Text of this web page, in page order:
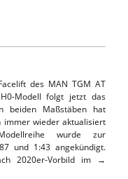
des MAN TGM AT
Modell folgt jetzt das
beiden Maßstäben hat
immer wieder aktualisiert
wurde zur
und 1:43 angekündigt.
2020er-Vorbild im →